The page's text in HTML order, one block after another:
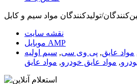
نقشه سایت
موبایل AMP
مواد عایق, پی وی سی, سیم اولیه
, مواد عایق خودرو, مواد عایق